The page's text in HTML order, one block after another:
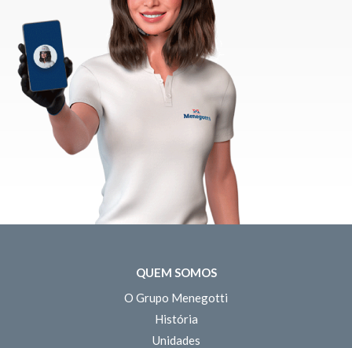
QUEM SOMOS
O Grupo Menegotti
História
Unidades